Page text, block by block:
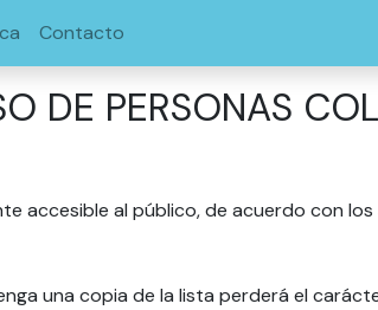
Contacto
DE PERSONAS
accesible al público, de acuerdo con
una copia de la lista perderá el